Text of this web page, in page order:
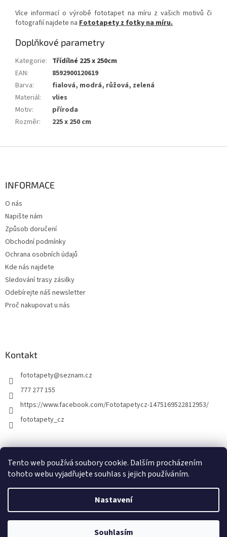
Tento web používá soubory cookie. Dalším procházením
tohoto webu vyjadřujete souhlas s jejich používáním.
Nastavení
Souhlasím
Více informací o výrobě fototapet na míru z vašich motivů či
fotografií najdete na Fototapety z fotky na míru.
Doplňkové parametry
Kategorie: Třídílné 225 x 250cm
EAN:
8592900120619
Barva:
fialová, modrá, růžová, zelená
Materiál:
vlies
Motiv:
příroda
Rozměr: 225 x 250 cm
INFORMACE
O nás
Napište nám
Způsob doručení
Obchodní podmínky
Ochrana osobních údajů
Kde nás najdete
Sledování trasy zásilky
Odebírejte náš newsletter
Proč nakupovat u nás
Kontakt
fototapety@seznam.cz
777 277 155
https://www.facebook.com/Fototapetycz-1475169522812953/
fototapety_cz
Vytvořil Shoptet
FOTOTAPETY.CZ. Všechna práva vyhrazena.